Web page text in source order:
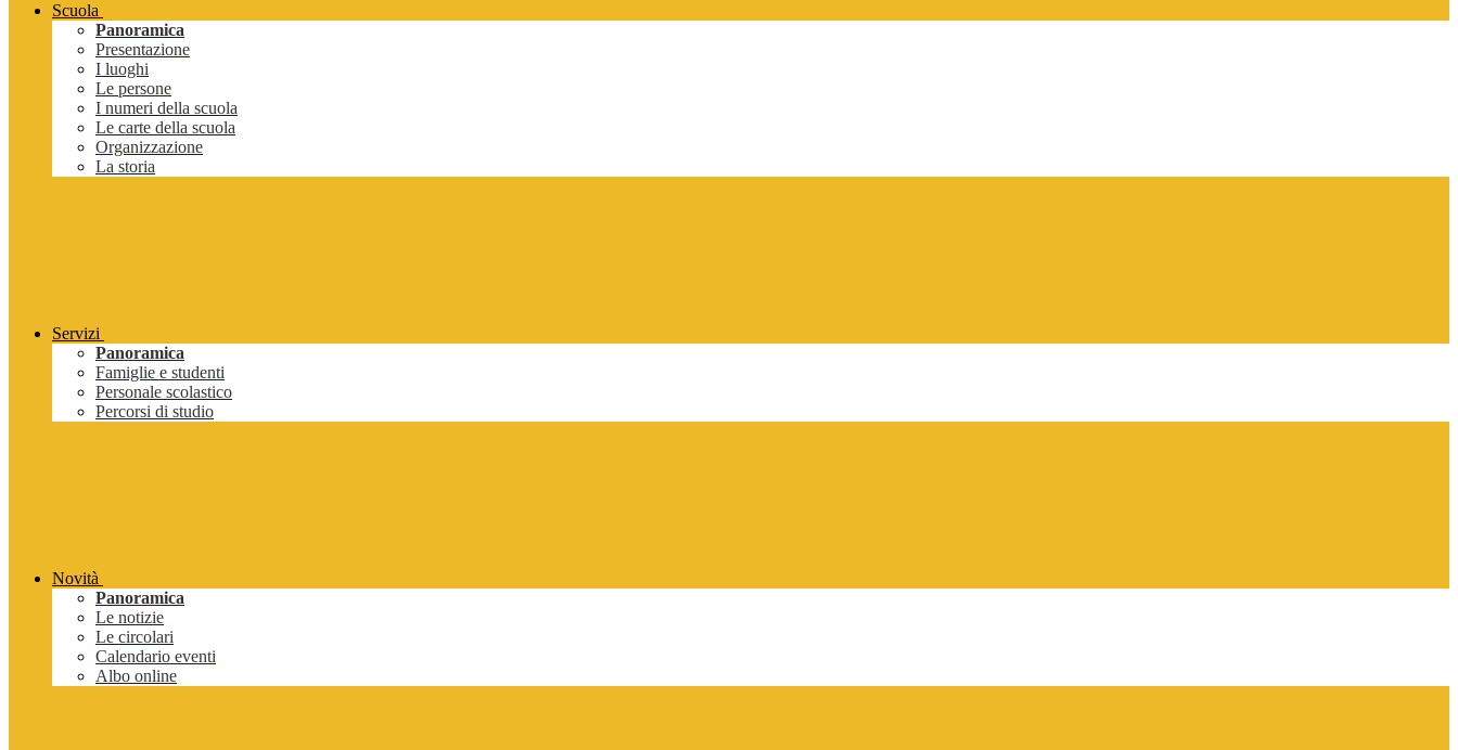
Scuola
Panoramica
Presentazione
I luoghi
Le persone
I numeri della scuola
Le carte della scuola
Organizzazione
La storia
Servizi
Panoramica
Famiglie e studenti
Personale scolastico
Percorsi di studio
Novità
Panoramica
Le notizie
Le circolari
Calendario eventi
Albo online